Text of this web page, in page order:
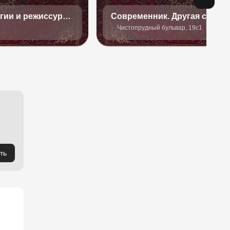
и режиссуры.
Современник. Другая сцена
Чистопрудный бульвар, 19с1